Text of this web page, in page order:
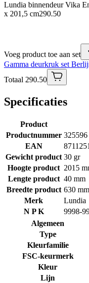
Lundia binnendeur Vika
x 201,5 cm290.50
Voeg product toe aan set
Gamma deurkruk set
Totaal 290.50
Specificaties
Product
Productnummer 325596
EAN
Gewicht product 30 gr
Hoogte product 2015
Lengte product 40 mm
Breedte product 630 mm
Merk
Lundia
N P K
9998-
Algemeen
Type
Kleurfamilie
FSC-keurmerk
Kleur
Lijn